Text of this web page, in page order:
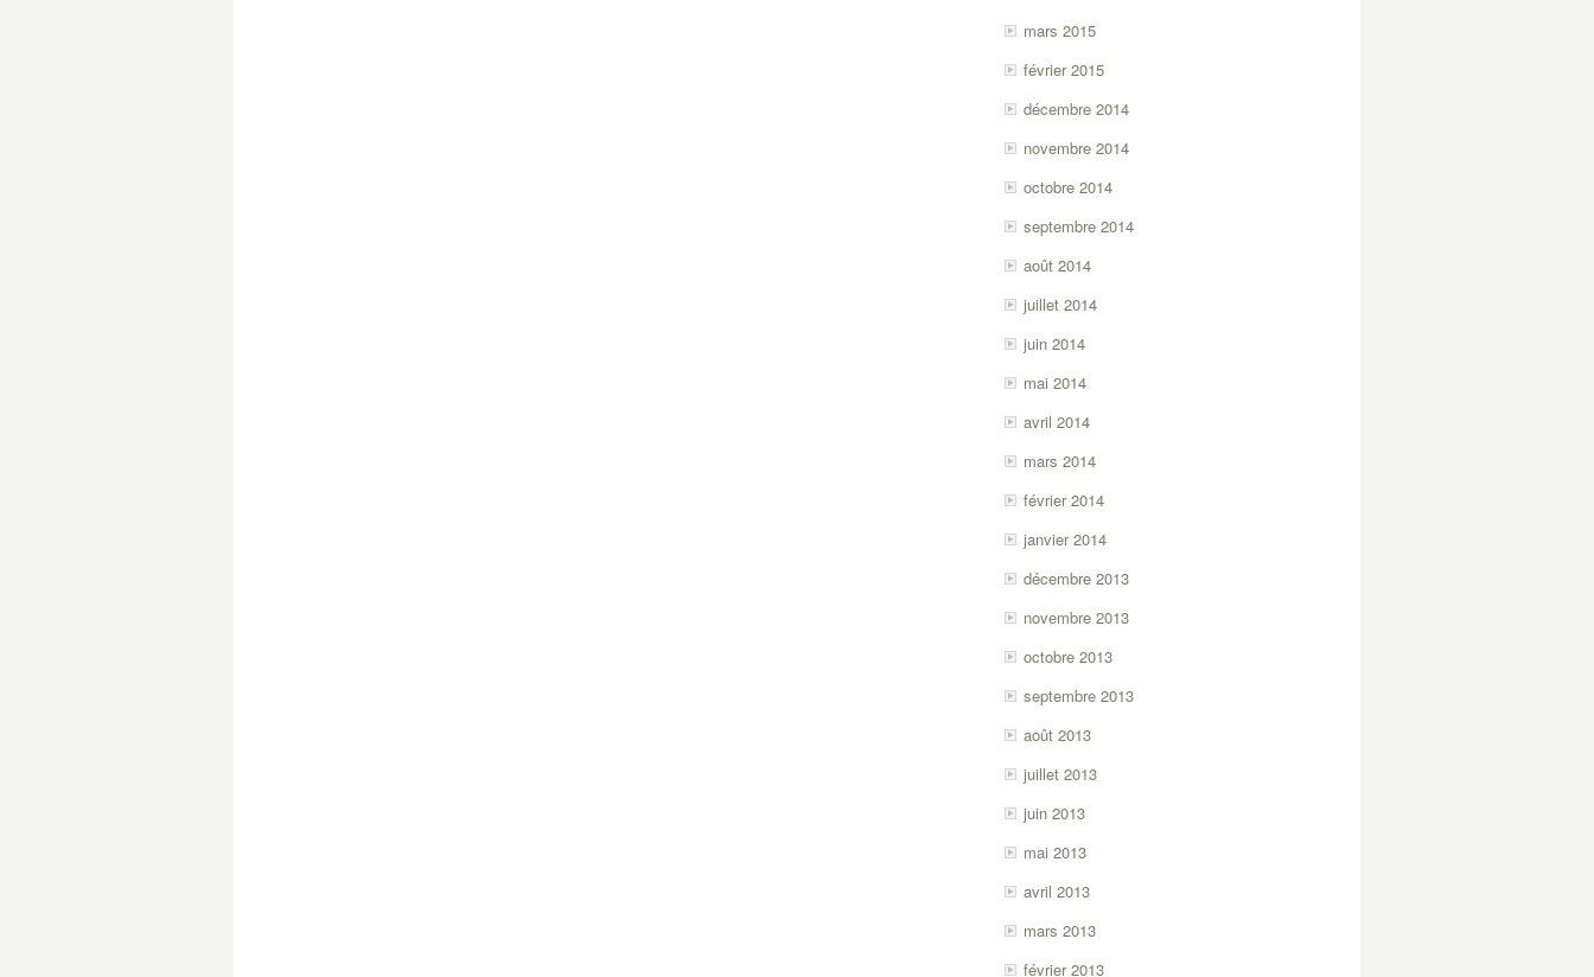
mars 2015
février 2015
décembre 2014
novembre 2014
octobre 2014
septembre 2014
août 2014
juillet 2014
juin 2014
mai 2014
avril 2014
mars 2014
février 2014
janvier 2014
décembre 2013
novembre 2013
octobre 2013
septembre 2013
août 2013
juillet 2013
juin 2013
mai 2013
avril 2013
mars 2013
février 2013